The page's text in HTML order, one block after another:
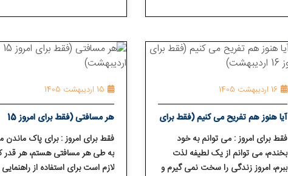
آنها گوش می⁯ دهم.
16 اردیبهشت 1405
آیا هنوز هم تفریح می⁯ کنیم (فقط برای
امروز 16 اردیبهشت)
فقط برای امروز : می ⁯توانم به خود
بخندم، می⁯ توانم از یک لطیفه⁯ لذت
ببرم، امروز زندگی را سخت نمی ⁯گیرم و
15 اردیبهشت 1405
هر مسافتی (فقط برای امروز 15
اردیبهشت)
فقط برای امروز : برای پاک ماندن
به طی هر مسافتی هستم، هر قدر
لازم است برای استفاده از راهنمایی